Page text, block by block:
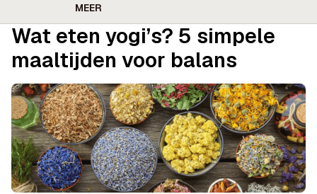
MEER
Wat eten yogi’s? 5 simpele
maaltijden voor balans